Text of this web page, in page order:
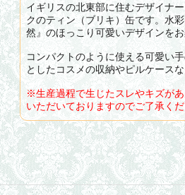
イギリスの北東部に住むデザイナ
クのティン（ブリキ）缶です。水
然』のほっこり可愛いデザインを
コンパクトのように使える可愛い
としたコスメの収納やピルケース
※生産過程で生じたスレやキズが
いただいておりますのでご了承くだ